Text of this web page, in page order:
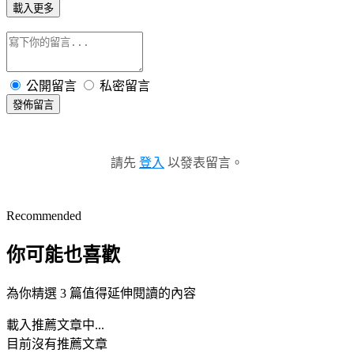
載入更多
公開留言 私密留言
發佈留言
請先 登入 以發表留言。
Recommended
你可能也喜歡
為你精選 3 篇值得延伸閱讀的內容
載入推薦文章中...
目前沒有推薦文章